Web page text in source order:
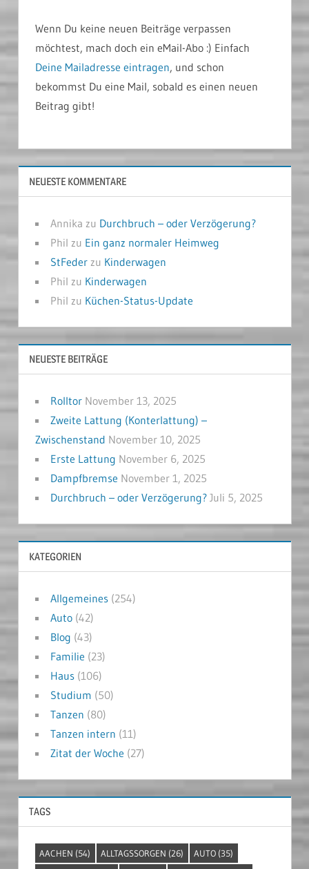
Wenn Du keine neuen Beiträge verpassen
möchtest, mach doch ein eMail-Abo :) Einfach
Deine Mailadresse eintragen, und schon
bekommst Du eine Mail, sobald es einen neuen
Beitrag gibt!
NEUESTE KOMMENTARE
Annika zu Durchbruch – oder Verzögerung?
Phil zu Ein ganz normaler Heimweg
StFederzu Kinderwagen
Phil zu Kinderwagen
Phil zu Küchen-Status-Update
NEUESTE BEITRÄGE
Rolltor November 13, 2025
Zweite Lattung (Konterlattung) –
Zwischenstand November 10, 2025
Erste Lattung November 6, 2025
Dampfbremse November 1, 2025
Durchbruch – oder Verzögerung? Juli 5, 2025
KATEGORIEN
Allgemeines(254)
Auto(42)
Blog (43)
Familie (23)
Haus(106)
Studium (50)
Tanzen (80)
Tanzen intern (11)
Zitat der Woche (27)
TAGS
AACHEN (54) ALLTAGSSORGEN (26) AUTO (35)